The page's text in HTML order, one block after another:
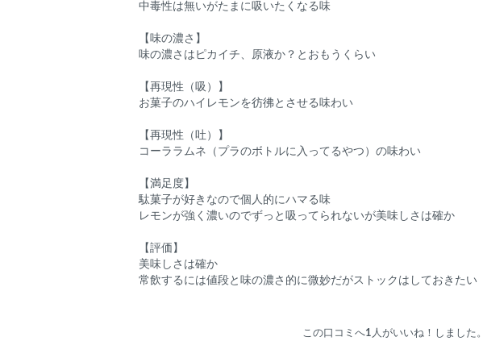
中毒性は無いがたまに吸いたくなる味
【味の濃さ】
味の濃さはピカイチ、原液か？とおもうくらい
【再現性（吸）】
お菓子のハイレモンを彷彿とさせる味わい
【再現性（吐）】
コーララムネ（プラのボトルに入ってるやつ）の味わい
【満足度】
駄菓子が好きなので個人的にハマる味
レモンが強く濃いのでずっと吸ってられないが美味しさは確か
【評価】
美味しさは確か
常飲するには値段と味の濃さ的に微妙だがストックはしておきたい
この口コミへ1 人がいいね！しました。